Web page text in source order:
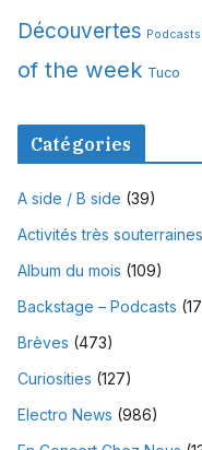
Découvertes Podcasts
of the week Tuco
Catégories
A side / B side (39)
Activités très souterraines
Album du mois (109)
Backstage – Podcasts
Brèves (473)
Curiosities (127)
Electro News (986)